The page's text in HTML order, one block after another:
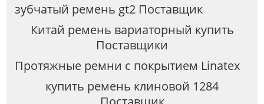
зубчатый ремень gt2 Поставщик
Китай ремень вариаторный купить
Поставщики
Протяжные ремни с покрытием Linatex
купить ремень клиновой 1284